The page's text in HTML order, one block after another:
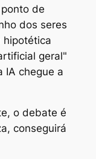
de
dos seres
hipotética
geral"
IA chegue a
o debate é
conseguirá